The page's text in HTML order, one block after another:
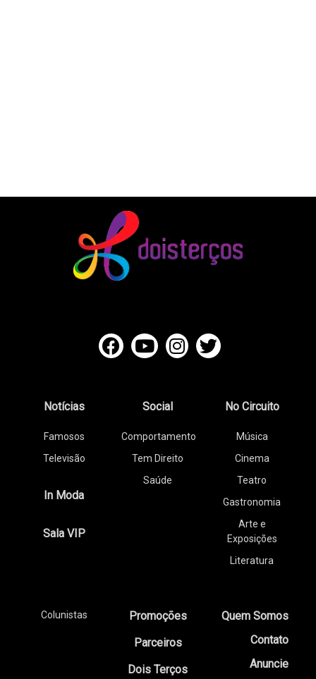
Notícias
Famosos
Televisão
In Moda
Sala VIP
Social
Comportamento
Tem Direito
Saúde
No Circuito
Música
Cinema
Teatro
Gastronomia
Arte e
Exposições
Literatura
Colunistas
Promoções
Parceiros
Dois Terços
Quem Somos
Contato
Anuncie